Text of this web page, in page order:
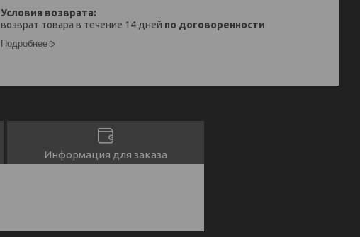
возврат товара в течение 14 дней по договоренности
Подробнее
Информация для заказа